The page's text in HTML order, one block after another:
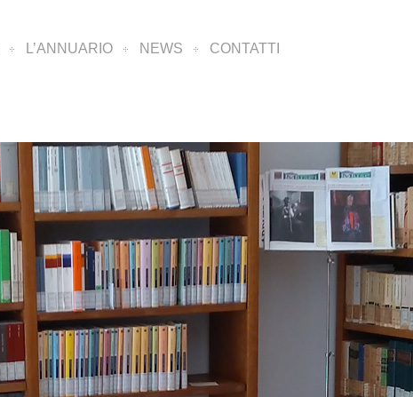
L’ANNUARIO NEWS CONTATTI